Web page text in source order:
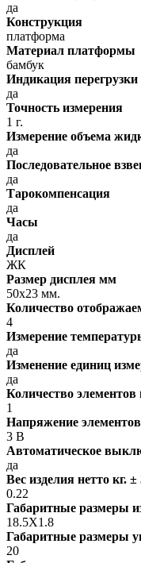
да
Конструкция
платформа
Материал платформы
бамбук
Индикация перегрузки
да
Точность измерения
1 г.
Измерение объема
да
Последовательное
да
Тарокомпенсация
да
Часы
да
Дисплей
ЖК
Размер дисплея мм
50х23 мм.
Количество
4
Измерение
да
Изменение единиц
да
Количество элементов
1
Напряжение
3 В
Автоматическое
да
Вес изделия нетто кг. ±
0.22
Габаритные размеры
18.5X1.8
Габаритные размеры
20